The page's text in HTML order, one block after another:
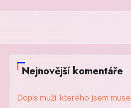
Nejnovější komentáře
Dopis muži, kterého jsem